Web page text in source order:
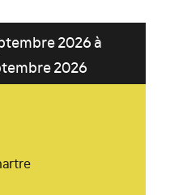
2026 à
2026